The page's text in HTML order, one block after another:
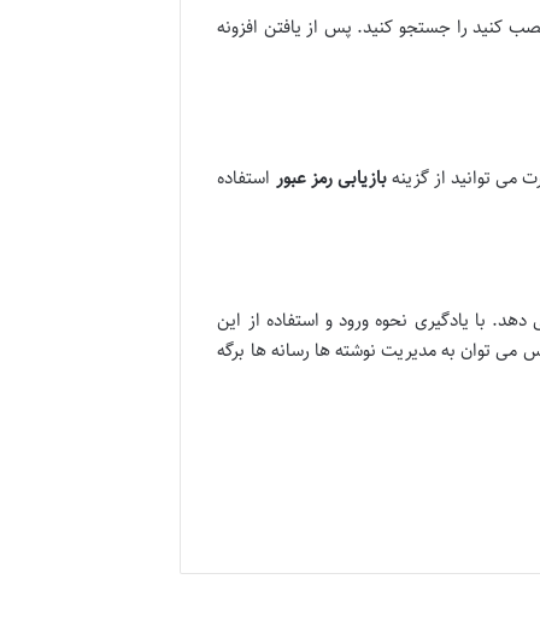
کنید را جستجو کنید. پس از یافتن افزونه
می توانید از گزینهبازیابی رمز عبور استفاده
با یادگیری نحوه ورود و استفاده از این
می توان به مدیریت نوشته ها رسانه ها برگه